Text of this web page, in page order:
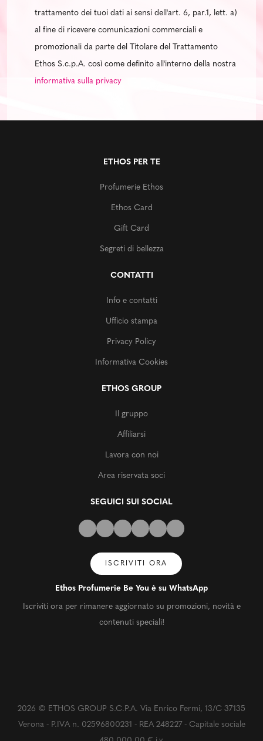
trattamento dei tuoi dati ai sensi dell'art. 6, par.1, lett. a)
al fine di ricevere comunicazioni commerciali e
promozionali da parte del Titolare del Trattamento
Ethos S.c.p.A. così come definito all'interno della nostra
informativa sulla privacy
ETHOS PER TE
Profumerie Ethos
Ethos Card
Gift Card
Segreti di bellezza
CONTATTI
Info e contatti
Ufficio stampa
Privacy Policy
Informativa Cookies
ETHOS GROUP
Il gruppo
Affiliarsi
Lavora con noi
Area riservata soci
SEGUICI SUI SOCIAL
ISCRIVITI ORA
Ethos Profumerie Be You è su WhatsApp
Iscriviti ora per rimanere aggiornato su promozioni, novità e
contenuti speciali!
2026 © ETHOS GROUP S.C.P.A. Via Enrico Fermi, 13/C 37135
Verona - P.IVA n. 02596800231 - REA 248227 - Capitale sociale